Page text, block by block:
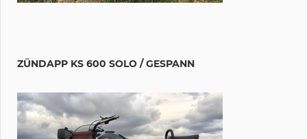
ZÜNDAPP KS 600 SOLO / GESPANN